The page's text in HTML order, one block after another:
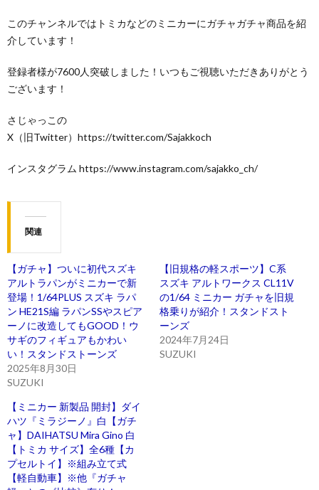
このチャンネルではトミカなどのミニカーにガチャガチャ商品を紹
介しています！
登録者様が7600人突破しました！いつもご視聴いただきありがとう
ございます！
さじゃっこの
X（旧Twitter）https://twitter.com/Sajakkoch
インスタグラム https://www.instagram.com/sajakko_ch/
関連
【ガチャ】ついに初代スズキ
アルトラパンがミニカーで新
登場！1/64PLUS スズキ ラパ
ン HE21S編 ラパンSSやスピア
ーノに改造してもGOOD！ウ
サギのフィギュアもかわい
い！スタンドストーンズ
2025年8月30日
SUZUKI
【旧規格の軽スポーツ】C系
スズキ アルトワークス CL11V
の1/64 ミニカー ガチャを旧規
格乗りが紹介！スタンドスト
ーンズ
2024年7月24日
SUZUKI
【ミニカー 新製品 開封】ダイ
ハツ『ミラジーノ』白【ガチ
ャ】DAIHATSU Mira Gino 白
【トミカ サイズ】全6種【カ
プセルトイ】※組み立て式
【軽自動車】※他『ガチャ